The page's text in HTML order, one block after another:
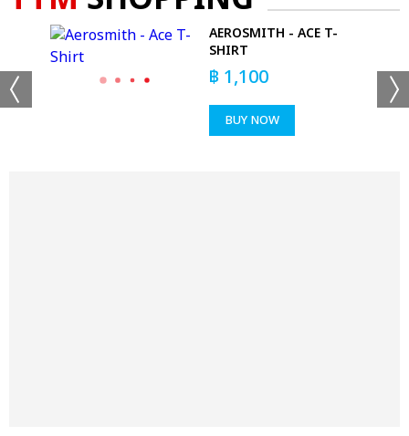
AEROSMITH - ACE T-
SHIRT
฿ 1,100
BUY NOW